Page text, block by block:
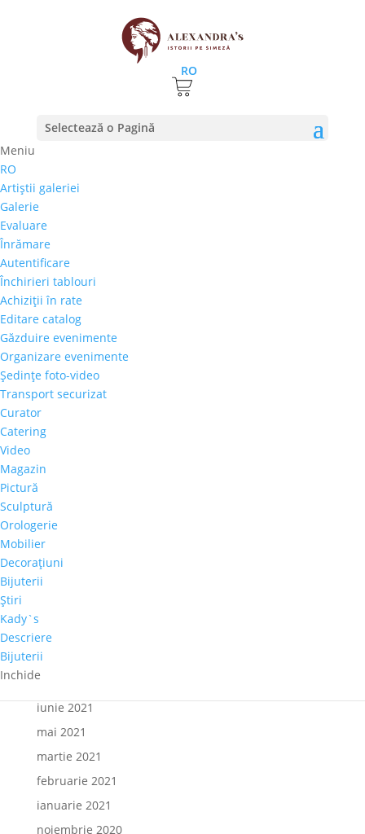
RO
Selectează o Pagină
Meniu
RO
Artiştii galeriei
Galerie
Evaluare
Înrămare
Autentificare
Închirieri tablouri
Achiziţii în rate
Editare catalog
Găzduire evenimente
Organizare evenimente
Şedinţe foto-video
Transport securizat
Curator
Catering
Video
Magazin
Pictură
Sculptură
Orologerie
Mobilier
Decoraţiuni
Bijuterii
Ştiri
Kady`s
Descriere
Bijuterii
Inchide
ce este UNESCO?
29 mai 2017| stiri
1956, iar organizatia este prezenta in Romania
prin Comisia Nationala pentru UNESCO (CNR
UNESCO), o institutie publica cu personalitate
juridica in coordonarea Ministerului
Educatiei. Comisia colaboreaza cu Ministerul...
Articole recente
Galeria Alexandra’s la Courtyard by Marriott
Bucharest Floreasca
Parteneriat nou: Galeria Alexandra’s & Imperia Club
Sakura, cel mai mare diamant roz, s-a vândut cu
aproape 30 de milioane de dolari
Paharul de Cultură, inițiativa culturală a cramei Villa
Vinea
Artă de Cinci Stele – Gabriela Cristea la Phoenicia
Grand Hotel
Arhive
octombrie 2021
iunie 2021
mai 2021
martie 2021
februarie 2021
ianuarie 2021
noiembrie 2020